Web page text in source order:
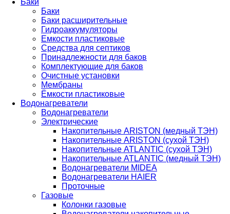
Баки
Баки
Баки расширительные
Гидроаккумуляторы
Емкости пластиковые
Средства для септиков
Принадлежности для баков
Комплектующие для баков
Очистные установки
Мембраны
Ёмкости пластиковые
Водонагреватели
Водонагреватели
Электрические
Накопительные ARISTON (медный ТЭН)
Накопительные ARISTON (сухой ТЭН)
Накопительные ATLANTIC (сухой ТЭН)
Накопительные ATLANTIC (медный ТЭН)
Водонагреватели MIDEA
Водонагреватели HAIER
Проточные
Газовые
Колонки газовые